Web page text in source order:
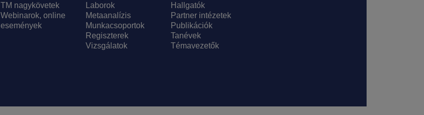
TM nagykövetek
Webinarok, online
események
Laborok
Metaanalízis
Munkacsoportok
Regiszterek
Vizsgálatok
Hallgatók
Partner intézetek
Publikációk
Tanévek
Témavezetők